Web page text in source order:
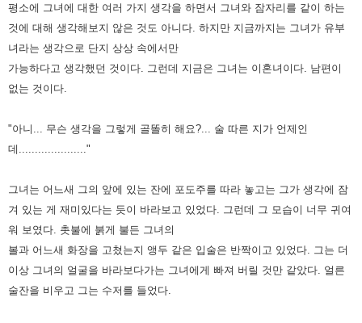
평소에 그녀에 대한 여러 가지 생각을 하면서 그녀와 잠자리를 같이 하는
것에 대해 생각해보지 않은 것도 아니다. 하지만 지금까지는 그녀가 유부
녀라는 생각으로 단지 상상 속에서만
가능하다고 생각했던 것이다. 그런데 지금은 그녀는 이혼녀이다. 남편이
없는 것이다.
"아니... 무슨 생각을 그렇게 골똘히 해요?... 술 따른 지가 언제인
데....................."
그녀는 어느새 그의 앞에 있는 잔에 포도주를 따라 놓고는 그가 생각에 잠
겨 있는 게 재미있다는 듯이 바라보고 있었다.
그런데 그 모습이 너무 귀여
워 보였다. 촛불에 붉게 불든 그녀의
볼과 어느새 화장을 고쳤는지 앵두 같은 입술은 반짝이고 있었다.
그는 더
이상 그녀의 얼굴을 바라보다가는 그녀에게 빠져 버릴 것만 같았다. 얼른
술잔을 비우고 그는 수저를 들었다.